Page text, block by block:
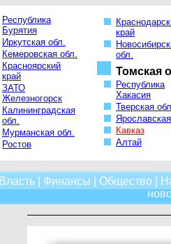
Республика
Бурятия
Иркутская обл.
Кемеровская обл.
Красноярский
край
ЗАТО
Железногорск
Калининградская
обл.
Мурманская обл.
Ростов
край
обл.
Томская
Республика
Хакасия
Тверская
Кавказ
Алтай
Власть| Финансы Общество